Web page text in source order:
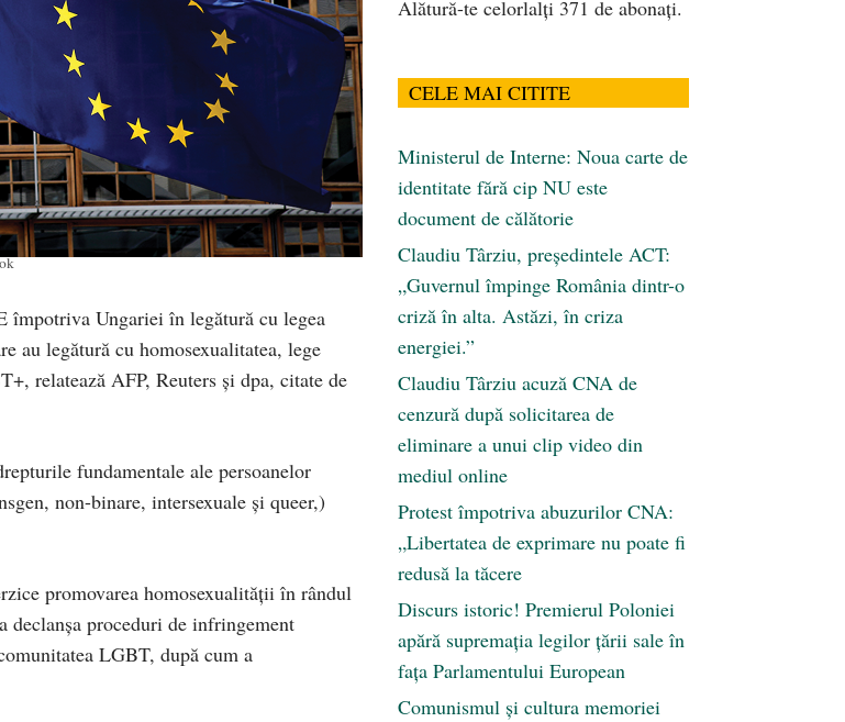
împotriva Ungariei în legătură cu legea
au legătură cu homosexualitatea, lege
relatează AFP, Reuters şi dpa, citate de
fundamentale ale persoanelor
non-binare, intersexuale şi queer,)
promovarea homosexualităţii în rândul
proceduri de infringement
LGBT, după cum a
Alătură-te celorlalți 371 de abonați.
CELE MAI CITITE
Ministerul de Interne: Noua carte de
identitate fără cip NU este
document de călătorie
Claudiu Târziu, președintele ACT:
„Guvernul împinge România dintr-o
criză în alta. Astăzi, în criza
energiei.”
Claudiu Târziu acuză CNA de
cenzură după solicitarea de
eliminare a unui clip video din
mediul online
Protest împotriva abuzurilor CNA:
„Libertatea de exprimare nu poate fi
redusă la tăcere
Discurs istoric! Premierul Poloniei
apără supremația legilor țării sale în
fața Parlamentului European
Comunismul şi cultura memoriei